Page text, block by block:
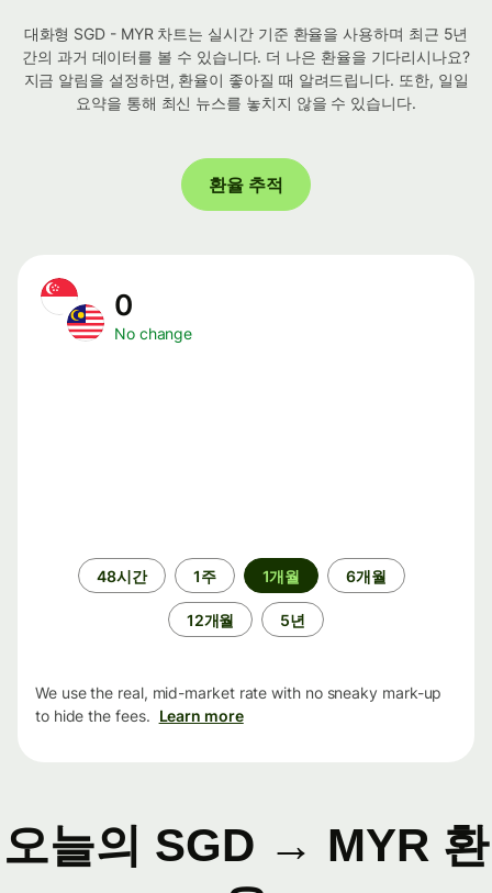
대화형 SGD - MYR 차트는 실시간 기준 환율을 사용하며 최근 5년
간의 과거 데이터를 볼 수 있습니다. 더 나은 환율을 기다리시나요?
지금 알림을 설정하면, 환율이 좋아질 때 알려드립니다. 또한, 일일
요약을 통해 최신 뉴스를 놓치지 않을 수 있습니다.
환율 추적
0
No change
48시간 1주 1개월 6개월
12개월 5년
We use the real, mid-market rate with no sneaky mark-up
to hide the fees. Learn more
오늘의 SGD → MYR 환